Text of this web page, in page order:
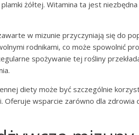
żółtej. Witamina ta jest
w mizunie przyczyniają się do
rodnikami, co może spowolnić
spożywanie tej rośliny
diety może być szczególnie
Oferuje wsparcie zarówno dla zdrowia